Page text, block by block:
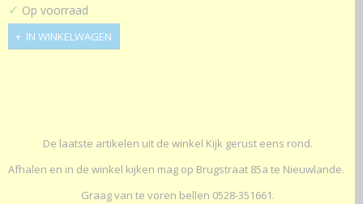
✓ Op voorraad
IN WINKELWAGEN
De laatste artikelen uit de winkel Kijk gerust eens rond.
Afhalen en in de winkel kijken mag op Brugstraat 85a te Nieuwlande.
Graag van te voren bellen 0528-351661.